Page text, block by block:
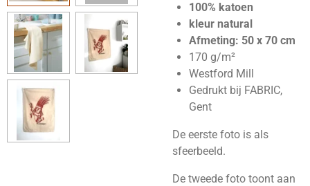
100% katoen
kleur natural
Afmeting: 50 x 70 cm
170 g/m²
Westford Mill
Gedrukt bij FABRIC,
Gent
De eerste foto is als
sfeerbeeld.
De tweede foto toont aan